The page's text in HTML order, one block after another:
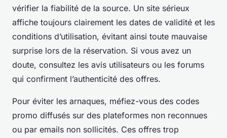
vérifier la fiabilité de la source. Un site sérieux
affiche toujours clairement les dates de validité et les
conditions d’utilisation, évitant ainsi toute mauvaise
surprise lors de la réservation. Si vous avez un
doute, consultez les avis utilisateurs ou les forums
qui confirment l’authenticité des offres.
Pour éviter les arnaques, méfiez-vous des codes
promo diffusés sur des plateformes non reconnues
ou par emails non sollicités. Ces offres trop